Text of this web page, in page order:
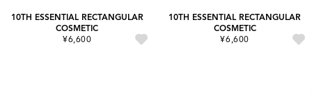
10TH ESSENTIAL RECTANGULAR
COSMETIC
¥6,600
10TH ESSENTIAL RECTANGULAR
COSMETIC
¥6,600